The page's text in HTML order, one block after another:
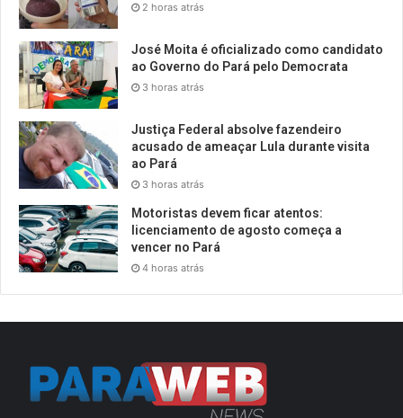
2 horas atrás
José Moita é oficializado como candidato
ao Governo do Pará pelo Democrata
3 horas atrás
Justiça Federal absolve fazendeiro
acusado de ameaçar Lula durante visita
ao Pará
3 horas atrás
Motoristas devem ficar atentos:
licenciamento de agosto começa a
vencer no Pará
4 horas atrás